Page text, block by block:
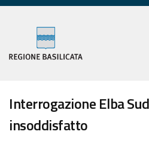
Interrogazione Elba
insoddisfatto